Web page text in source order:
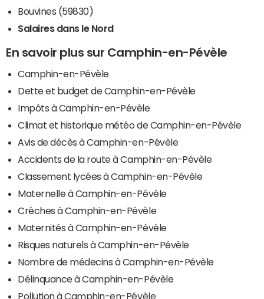
Bouvines (59830)
Salaires dans le Nord
En savoir plus sur Camphin-en-Pévèle
Camphin-en-Pévèle
Dette et budget de Camphin-en-Pévèle
Impôts à Camphin-en-Pévèle
Climat et historique météo de Camphin-en-Pévèle
Avis de décès à Camphin-en-Pévèle
Accidents de la route à Camphin-en-Pévèle
Classement lycées à Camphin-en-Pévèle
Maternelle à Camphin-en-Pévèle
Crèches à Camphin-en-Pévèle
Maternités à Camphin-en-Pévèle
Risques naturels à Camphin-en-Pévèle
Nombre de médecins à Camphin-en-Pévèle
Délinquance à Camphin-en-Pévèle
Pollution à Camphin-en-Pévèle